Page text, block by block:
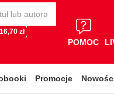
zł
POMOC
Promocje